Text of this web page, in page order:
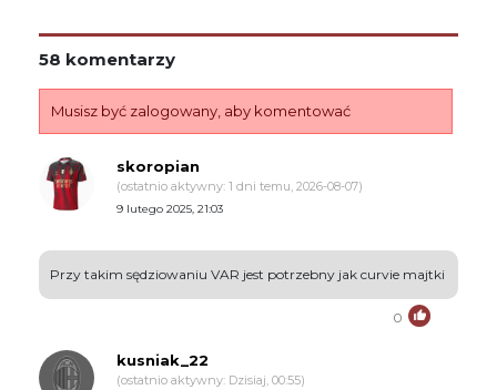
58 komentarzy
Musisz być zalogowany, aby komentować
skoropian
(ostatnio aktywny: 1 dni temu, 2026-08-07)
9 lutego 2025, 21:03
Przy takim sędziowaniu VAR jest potrzebny jak curvie majtki
0
kusniak_22
(ostatnio aktywny: Dzisiaj, 00:55)